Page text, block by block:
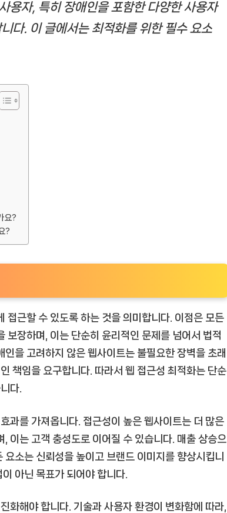
용자, 특히 장애인을 포함한 다양한 사용자
다. 이 글에서는 최적화를 위한 필수 요소
요?
?
접근할 수 있도록 하는 것을 의미합니다. 이점은 모든
보장하며, 이는 단순히 윤리적인 문제를 넘어서 법적
을 고려하지 않은 웹사이트는 불필요한 장벽을 초래
책임을 요구합니다. 따라서 웹 접근성 최적화는 단순
다.
과를 가져옵니다. 접근성이 높은 웹사이트는 더 많은
이는 고객 충성도로 이어질 수 있습니다. 매출 상승으
소는 신뢰성을 높이고 브랜드 이미지를 향상시킵니
아닌 목표가 되어야 합니다.
화해야 합니다. 기술과 사용자 환경이 변화함에 따라,